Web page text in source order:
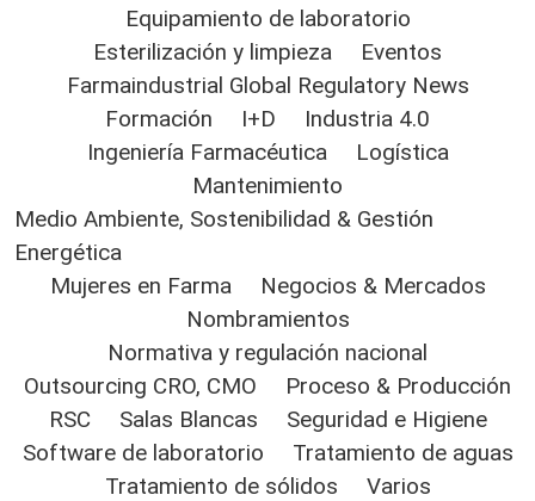
Equipamiento de laboratorio
Esterilización y limpieza
Eventos
Farmaindustrial Global Regulatory News
Formación
I+D
Industria 4.0
Ingeniería Farmacéutica
Logística
Mantenimiento
Medio Ambiente, Sostenibilidad & Gestión
Energética
Mujeres en Farma
Negocios & Mercados
Nombramientos
Normativa y regulación nacional
Outsourcing CRO, CMO
Proceso & Producción
RSC
Salas Blancas
Seguridad e Higiene
Software de laboratorio
Tratamiento de aguas
Tratamiento de sólidos
Varios